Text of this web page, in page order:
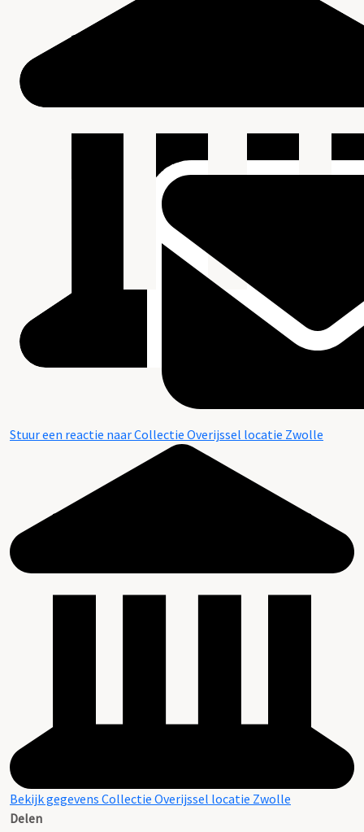
Stuur een reactie naar Collectie Overijssel locatie Zwolle
Bekijk gegevens Collectie Overijssel locatie Zwolle
Delen